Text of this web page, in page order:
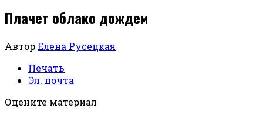
Плачет облако дождем
АвторЕлена Русецкая
Печать
Эл. почта
Оцените материал